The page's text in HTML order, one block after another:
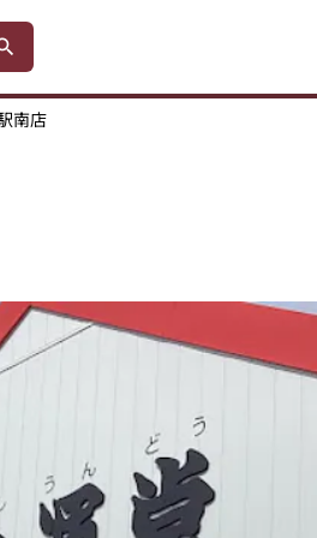
南店